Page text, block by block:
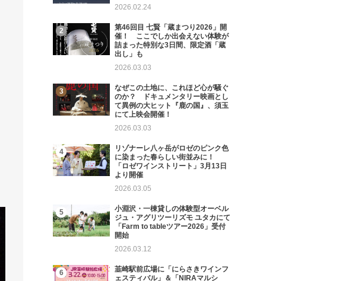
2026.02.24
第46回目 七賢「蔵まつり2026」開
催！ ここでしか出会えない体験が
詰まった特別な3日間、限定酒「蔵
出し」も
2026.03.03
なぜこの土地に、これほど心が騒ぐ
のか？ ドキュメンタリー映画とし
て異例の大ヒット『鹿の国』、須玉
にて上映会開催！
2026.03.03
リゾナーレ八ヶ岳がロゼのピンク色
に染まった春らしい街並みに！
「ロゼワインストリート」3月13日
より開催
2026.03.05
小淵沢・一棟貸しの体験型オーベル
ジュ・アグリツーリズモ ユタカにて
「Farm to tableツアー2026」受付
開始
2026.03.12
韮崎駅前広場に「にらさきワインフ
ェスティバル」＆「NIRAマルシ